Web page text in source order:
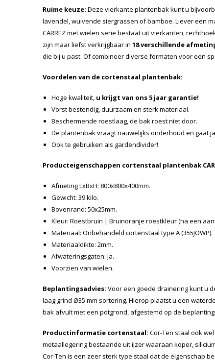
Ruime keuze: Deze vierkante plantenbak kunt u
lavendel, wuivende siergrassen of bamboe. Liever een
CARREZ met wielen serie bestaat uit vierkanten,
zijn maar liefst verkrijgbaar in 18 verschillende
die bij u past. Of combineer diverse formaten voor een
Voordelen van de cortenstaal plantenbak:
Hoge kwaliteit, u krijgt van ons 5 jaar garantie!
Vorst bestendig, duurzaam en sterk materiaal.
Beschermende roestlaag, de bak roest niet door.
De plantenbak vraagt nauwelijks onderhoud en gaat
Ook te gebruiken als gardendivider!
Producteigenschappen cortenstaal plantenbak
Afmeting LxBxH: 800x800x400mm.
Gewicht: 39 kilo.
Bovenrand: 50x25mm.
Kleur: Roestbruin | Bruinoranje roestkleur (na een
Materiaal: Onbehandeld cortenstaal type A (355JOWP).
Materiaaldikte: 2mm.
Afwateringsgaten: ja.
Voorzien van wielen.
Beplantingsadvies: Voor een goede drainering kunt u
laag grind Ø35 mm sortering. Hierop plaatst u een
bak afvult met een potgrond, afgestemd op de beplanting.
Productinformatie cortenstaal: Cor-Ten staal ook
metaallegering bestaande uit ijzer waaraan koper,
Cor-Ten is een zeer sterk type staal dat de eigenschap